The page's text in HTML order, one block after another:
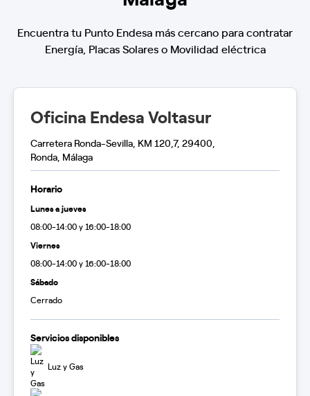
Encuentra tu Punto Endesa más cercano para contratar
Energía, Placas Solares o Movilidad eléctrica
Oficina Endesa Voltasur
Carretera Ronda-Sevilla, KM 120,7, 29400,
Ronda, Málaga
Horario
Lunes a jueves
08:00-14:00 y 16:00-18:00
Viernes
08:00-14:00 y 16:00-18:00
Sábado
Cerrado
Servicios disponibles
Luz y Gas